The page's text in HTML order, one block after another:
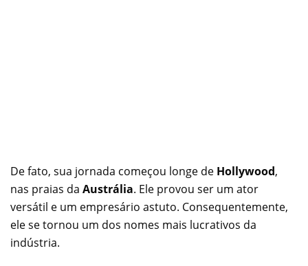
De fato, sua jornada começou longe de Hollywood,
nas praias da Austrália. Ele provou ser um ator
versátil e um empresário astuto. Consequentemente,
ele se tornou um dos nomes mais lucrativos da
indústria.